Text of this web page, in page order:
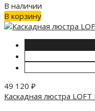
В наличии
В корзину
49 120 ₽
Каскадная люстра